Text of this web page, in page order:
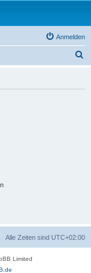
Anmelden
Alle Zeiten sind UTC+02:00
Limited